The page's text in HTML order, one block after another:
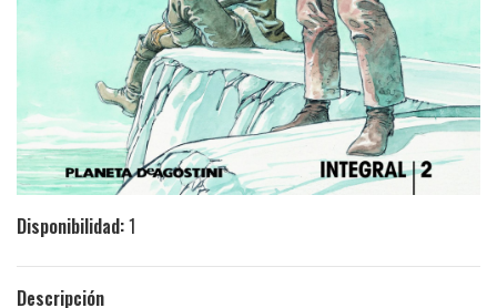
Disponibilidad:1
Descripción